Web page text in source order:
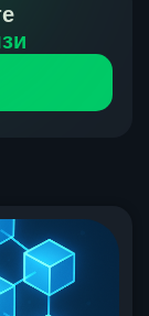
части
в онлайн-